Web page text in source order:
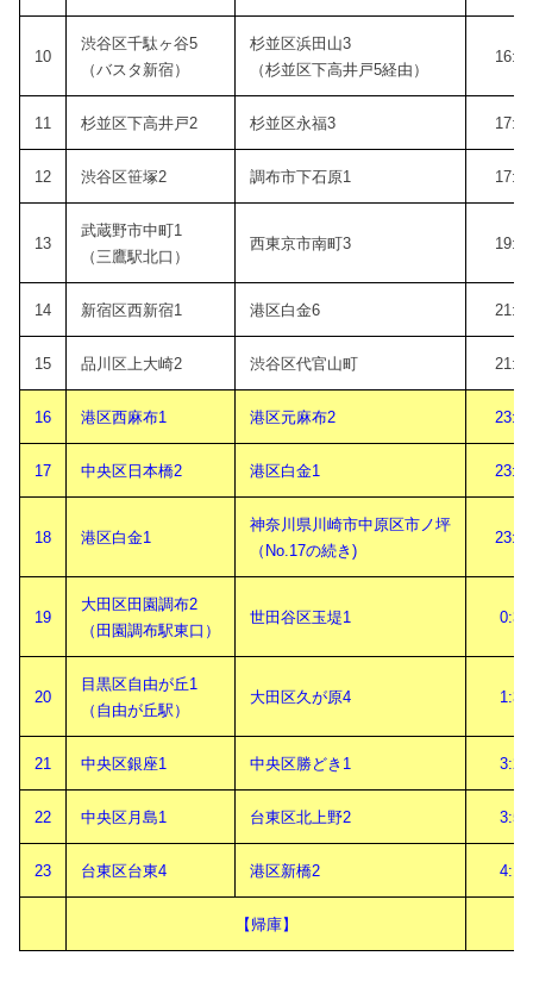
10
渋谷区千駄ヶ谷5
（バスタ新宿）
杉並区浜田山3
（杉並区下高井戸5経由）
16:43
11 杉並区下高井戸2 杉並区永福3 17:30
12 渋谷区笹塚2 調布市下石原1 17:51
13
武蔵野市中町1
（三鷹駅北口）
西東京市南町3 19:51
14 新宿区西新宿1 港区白金6 21:10
15 品川区上大崎2 渋谷区代官山町 21:32
16 港区西麻布1 港区元麻布2 23:02
17 中央区日本橋2 港区白金1 23:32
18 港区白金1
神奈川県川崎市中原区市ノ坪
（No.17の続き)
23:53
19
大田区田園調布2
（田園調布駅東口）
世田谷区玉堤1 0:36
20
目黒区自由が丘1
（自由が丘駅）
大田区久が原4 1:31
21 中央区銀座1 中央区勝どき1 3:27
22 中央区月島1 台東区北上野2 3:53
23 台東区台東4 港区新橋2 4:13
【帰庫】